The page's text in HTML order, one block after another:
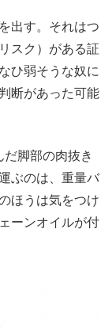
出す。それはつ
スク）がある証
ひ弱そうな奴に
断があった可能
脚部の肉抜き
ぶのは、重量バ
ほうは気をつけ
ーンオイルが付